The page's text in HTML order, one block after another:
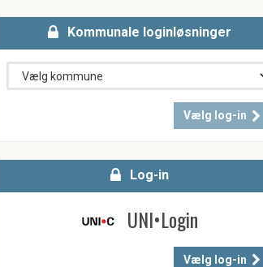
Kommunale loginløsninger
Vælg log-in
Log-in
UNI•Login
Vælg log-in